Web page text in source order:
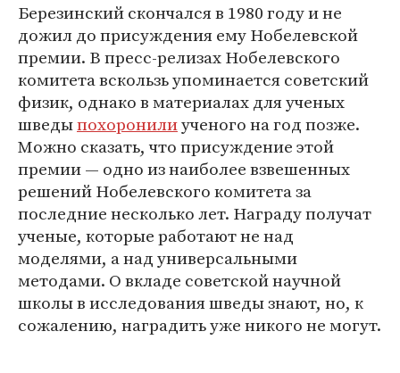
Березинский скончался в 1980 году и не
дожил до присуждения ему Нобелевской
премии. В пресс-релизах Нобелевского
комитета вскользь упоминается советский
физик, однако в материалах для ученых
шведыпохоронилиученого на год позже.
Можно сказать, что присуждение этой
премии — одно из наиболее взвешенных
решений Нобелевского комитета за
последние несколько лет. Награду получат
ученые, которые работают не над
моделями, а над универсальными
методами. О вкладе советской научной
школы в исследования шведы знают, но, к
сожалению, наградить уже никого не могут.